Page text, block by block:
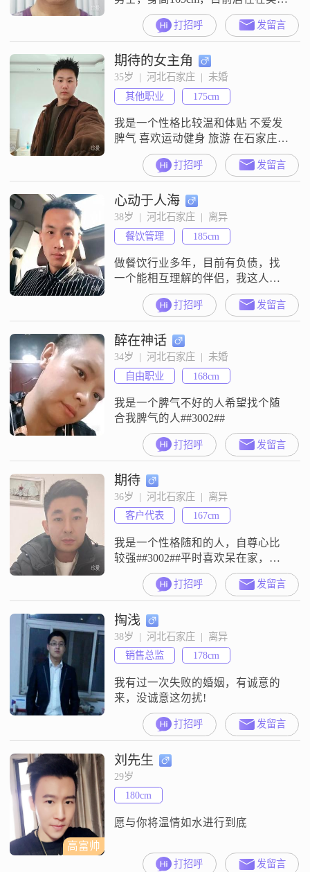
的石家庄。我的月收入在5001到
8000元之间，虽然不算特别高，但
足以让我过上安稳的生活。我拥有
大专学历，在职场上打拼多年，积
累了不少经验。我性格稳重可靠，
做事自信果断，这些特点让我在工
作中取得了不错的成绩。家庭对我
来说非常重要，我始终认为家庭是
生活
打招呼 发留言
期待的女主角
35岁  |  河北石家庄  |  未婚
其他职业
175cm
我是一个性格比较温和体贴 不爱发
脾气 喜欢运动健身 旅游 在石家庄上
班 想找一个以结婚为目的女孩 不谈
长久恋爱 感觉都合得来就商量着结
婚 不以结婚为目的 勿扰 勿回复 本
人真实年龄小5岁
打招呼 发留言
心动于人海
38岁  |  河北石家庄  |  离异
餐饮管理
185cm
做餐饮行业多年，目前有负债，找
一个能相互理解的伴侣，我这人没
啥心眼，不喜欢玩心眼的人
##3002##
打招呼 发留言
醉在神话
34岁  |  河北石家庄  |  未婚
自由职业
168cm
我是一个脾气不好的人希望找个随
合我脾气的人##3002##
打招呼 发留言
期待
36岁  |  河北石家庄  |  离异
客户代表
167cm
我是一个性格随和的人，自尊心比
较强##3002##平时喜欢呆在家，追
剧，看电影##3002##
打招呼 发留言
掏浅
38岁  |  河北石家庄  |  离异
销售总监
178cm
我有过一次失败的婚姻，有诚意的
来，没诚意这勿扰!
打招呼 发留言
高富帅
刘先生
29岁
180cm
愿与你将温情如水进行到底
打招呼 发留言